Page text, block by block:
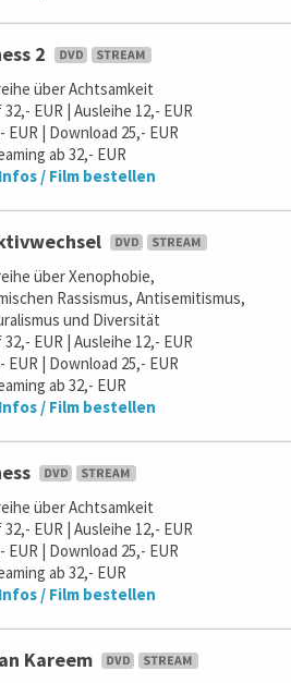
2
über Achtsamkeit
EUR | Ausleihe 12,- EUR
EUR | Download 25,- EUR
ab 32,- EUR
/ Film bestellen
über Xenophobie,
Rassismus, Antisemitismus,
und Diversität
EUR | Ausleihe 12,- EUR
EUR | Download 25,- EUR
ab 32,- EUR
/ Film bestellen
über Achtsamkeit
EUR | Ausleihe 12,- EUR
EUR | Download 25,- EUR
ab 32,- EUR
/ Film bestellen
Kareem